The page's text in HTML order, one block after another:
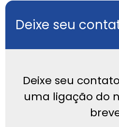
Deixe seu
Deixe seu
uma ligação do